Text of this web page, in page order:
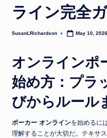
ライン完全
Posted
SusanLRichardson May 10, 2026
オンラインポ
始め方：プラ
びからルール
ポーカー オンラインを始めるに
理解することが大切だ。テキサ